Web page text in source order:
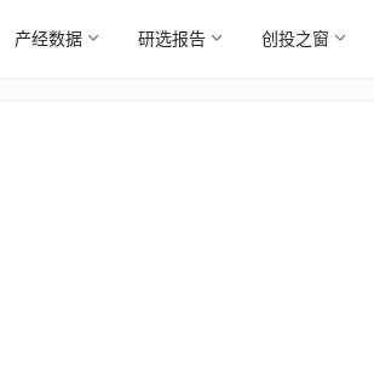
产经数据 研选报告 创投之窗